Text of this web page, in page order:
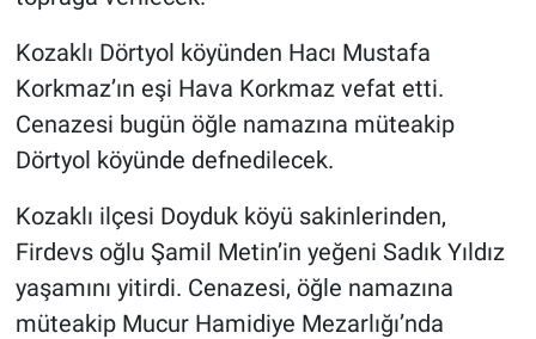
Kozaklı Dörtyol köyünden Hacı Mustafa
Korkmaz’ın eşi Hava Korkmaz vefat etti.
Cenazesi bugün öğle namazına müteakip
Dörtyol köyünde defnedilecek.
Kozaklı ilçesi Doyduk köyü sakinlerinden,
Firdevs oğlu Şamil Metin’in yeğeni Sadık Yıldız
yaşamını yitirdi. Cenazesi, öğle namazına
müteakip Mucur Hamidiye Mezarlığı’nda